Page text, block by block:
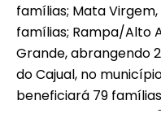
famílias; Mata
famílias; Rampa/Alto
Grande, abrangendo
do Cajual, no
beneficiará 79